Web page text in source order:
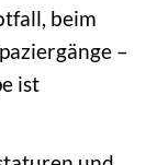
beim
–
ist